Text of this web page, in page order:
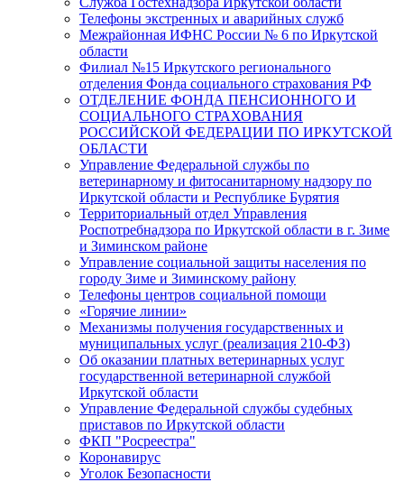
Телефоны экстренных и аварийных служб
Межрайонная ИФНС России № 6 по Иркутской
области
Филиал №15 Иркутского регионального
отделения Фонда социального страхования РФ
ОТДЕЛЕНИЕ ФОНДА ПЕНСИОННОГО И
СОЦИАЛЬНОГО СТРАХОВАНИЯ
РОССИЙСКОЙ ФЕДЕРАЦИИ ПО ИРКУТСКОЙ
ОБЛАСТИ
Управление Федеральной службы по
ветеринарному и фитосанитарному надзору по
Иркутской области и Республике Бурятия
Территориальный отдел Управления
Роспотребнадзора по Иркутской области в г. Зиме
и Зиминском районе
Управление социальной защиты населения по
городу Зиме и Зиминскому району
Телефоны центров социальной помощи
«Горячие линии»
Механизмы получения государственных и
муниципальных услуг (реализация 210-ФЗ)
Об оказании платных ветеринарных услуг
государственной ветеринарной службой
Иркутской области
Управление Федеральной службы судебных
приставов по Иркутской области
ФКП "Росреестра"
Коронавирус
Уголок Безопасности